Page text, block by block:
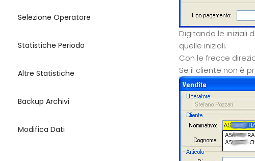
Selezione Operatore
Statistiche Periodo
Altre Statistiche
Backup Archivi
Modifica Dati
Digitando le iniziali
quelle iniziali.
Con le frecce
Se il cliente non è